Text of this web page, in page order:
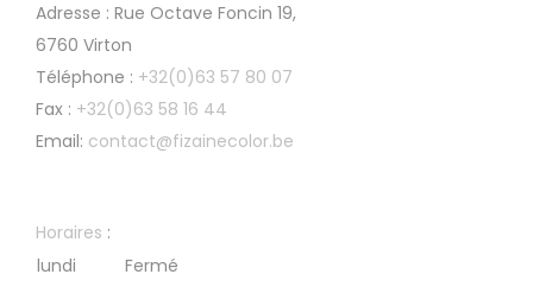
Adresse : Rue Octave Foncin 19,
6760 Virton
Téléphone : +32(0)63 57 80 07
Fax : +32(0)63 58 16 44
Email: contact@fizainecolor.be
Horaires :
lundi
Fermé